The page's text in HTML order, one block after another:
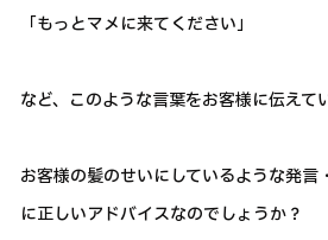
「もっとマメに来てください」
など、このような言葉をお客様に伝えて
お客様の髪のせいにしているような発言
に正しいアドバイスなのでしょうか？